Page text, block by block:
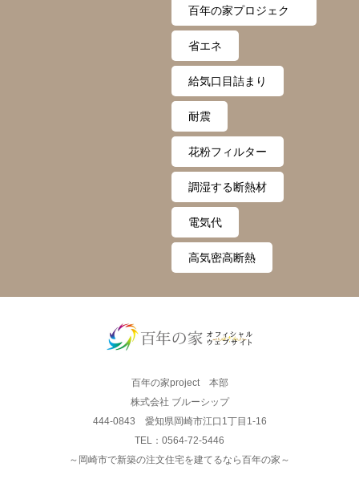
百年の家プロジェク
ト
省エネ
給気口目詰まり
耐震
花粉フィルター
調湿する断熱材
電気代
高気密高断熱
百年の家project 本部
株式会社 ブルーシップ
444-0843 愛知県岡崎市江口1丁目1-16
TEL：0564-72-5446
～岡崎市で新築の注文住宅を建てるなら百年の家～